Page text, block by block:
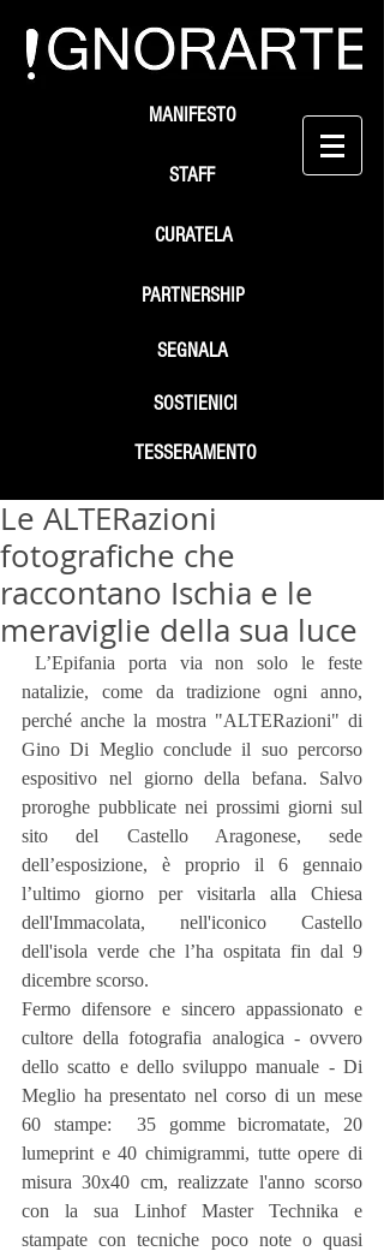
STAFF
SEGNALA
SOSTIENICI
MANIFESTO
PARTNERSHIP
TESSERAMENTO
CURATELA
Le ALTERazioni
fotografiche che
raccontano Ischia e le
meraviglie della sua luce
natalizie, come da tradizione ogni anno,
perché anche la mostra "ALTERazioni" di
Gino Di Meglio conclude il suo percorso
espositivo nel giorno della befana. Salvo
proroghe pubblicate nei prossimi giorni sul
sito del Castello Aragonese, sede
dell’esposizione, è proprio il 6 gennaio
l’ultimo giorno per visitarla alla Chiesa
dell'Immacolata, nell'iconico Castello
dell'isola verde che l’ha ospitata fin dal 9
dicembre scorso.
Fermo difensore e sincero appassionato e
cultore della fotografia analogica - ovvero
dello scatto e dello sviluppo manuale - Di
Meglio ha presentato nel corso di un mese
60 stampe:  35 gomme bicromatate, 20
lumeprint e 40 chimigrammi, tutte opere di
misura 30x40 cm, realizzate l'anno scorso
con la sua Linhof Master Technika e
stampate con tecniche poco note o quasi